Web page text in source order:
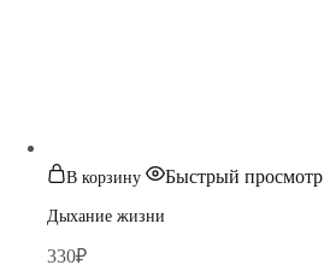
В корзину Быстрый просмотр
Дыхание жизни
330₽